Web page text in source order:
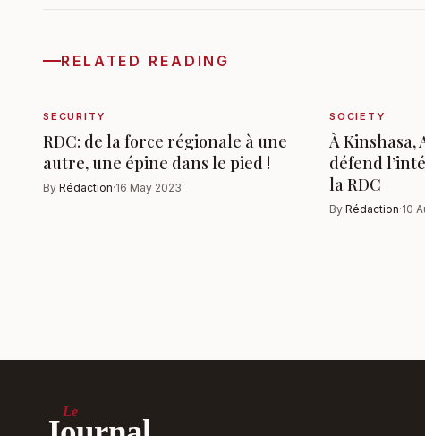
RELATED READING
SECURITY
RDC: de la force régionale à une
autre, une épine dans le pied !
By Rédaction·16 May 2023
SOCIETY
À
défend
la RDC
By Rédaction·10
Le